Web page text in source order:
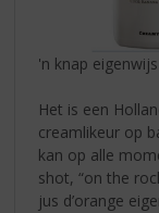
'n knap
Het is een
creamlikeur op
kan op alle
shot, “on the
jus d’orange